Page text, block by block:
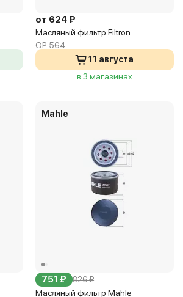
от 624 ₽
Масляный фильтр Filtron
OP 564
11 августа
в 3 магазинах
Mahle
751 ₽ 826 ₽
Масляный фильтр Mahle